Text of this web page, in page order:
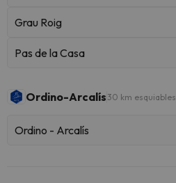
Grau Roig
Pas de la Casa
Ordino-Arcalís 30 km esquiables
Ordino - Arcalís